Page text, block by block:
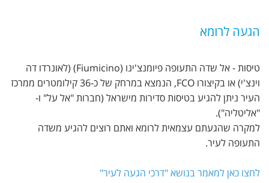
הגעה לרומא
טיסות - אל שדה התעופה פיומנצ'ינו (Fiumicino) (לאונרדו דה
וינצ'י) או בקיצורו FCO, הנמצא במרחק של כ-36 קילומטרים ממרכז
העיר ניתן להגיע בטיסות סדירות מישראל (חברות "אל על" ו-
"אליטליה").
למקרה שהגעתם עצמאית לרומא ואתם רוצים להגיע משדה
התעופה לעיר.
לחצו כאן למאמר בנושא "דרכי הגעה לעיר"